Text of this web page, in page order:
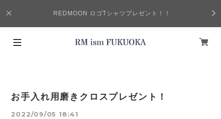
REDMOON ロゴTシャツプレゼント！！
お手入れ用磨きクロスプレゼント！
2022/09/05 18:41